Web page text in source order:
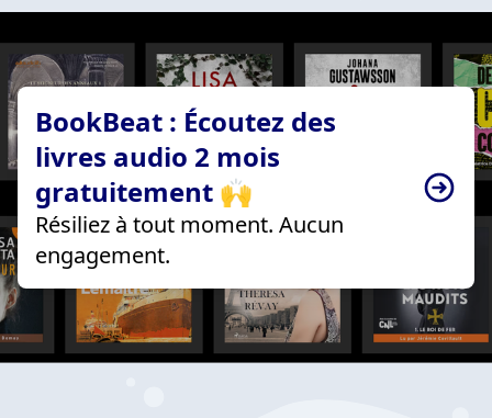
BookBeat : Écoutez des
livres audio 2 mois
gratuitement 🙌
Résiliez à tout moment. Aucun
engagement.